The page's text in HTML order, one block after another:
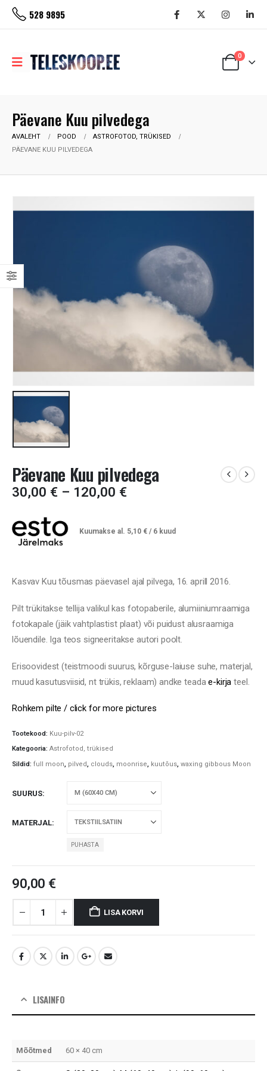
528 9895
0
Päevane Kuu pilvedega
AVALEHT POOD
ASTROFOTOD, TRÜKISED
PÄEVANE KUU PILVEDEGA
Päevane Kuu pilvedega
30,00 € – 120,00 €
through
Kuumakse al. 5,10 € / 6 kuud
Kasvav Kuu tõusmas päevasel ajal pilvega, 16. aprill 2016.
Pilt trükitakse tellija valikul kas fotopaberile, alumiiniumraamiga
fotokapale (jäik vahtplastist plaat) või puidust alusraamiga
lõuendile. Iga teos signeeritakse autori poolt.
Erisoovidest (teistmoodi suurus, kõrguse-laiuse suhe, materjal,
muud kasutusviisid, nt trükis, reklaam) andke teadae-kirja teel.
Rohkem pilte / click for more pictures
Tootekood: Kuu-pilv-02
Kategooria: Astrofotod, trükised
Sildid: full moon, pilved, clouds, moonrise, kuutõus, waxing gibbous Moon
SUURUS
MATERJAL
PUHASTA
90,00 €
LISA KORVI
LISAINFO
Mõõtmed 60 × 40 cm